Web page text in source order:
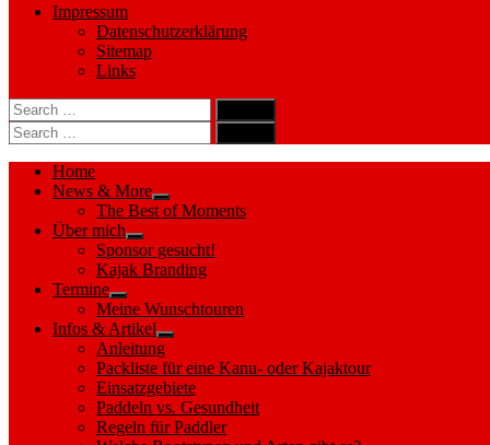
Impressum
Datenschutzerklärung
Sitemap
Links
Search
for:
Search
Search
for:
Search
Home
News & More
Show
sub
The Best of Moments
Über mich
Show
sub
menu
Sponsor gesucht!
Kajak Branding
Termine
Show
sub
menu
Meine Wunschtouren
Infos & Artikel
Show
sub
menu
Anleitung
Packliste für eine Kanu- oder Kajaktour
Einsatzgebiete
Paddeln vs. Gesundheit
Regeln für Paddler